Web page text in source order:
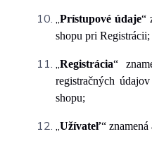
„Prístupové údaje“
shopu pri Registrácii;
„Registrácia“
registračných
shopu;
„Užívateľ“